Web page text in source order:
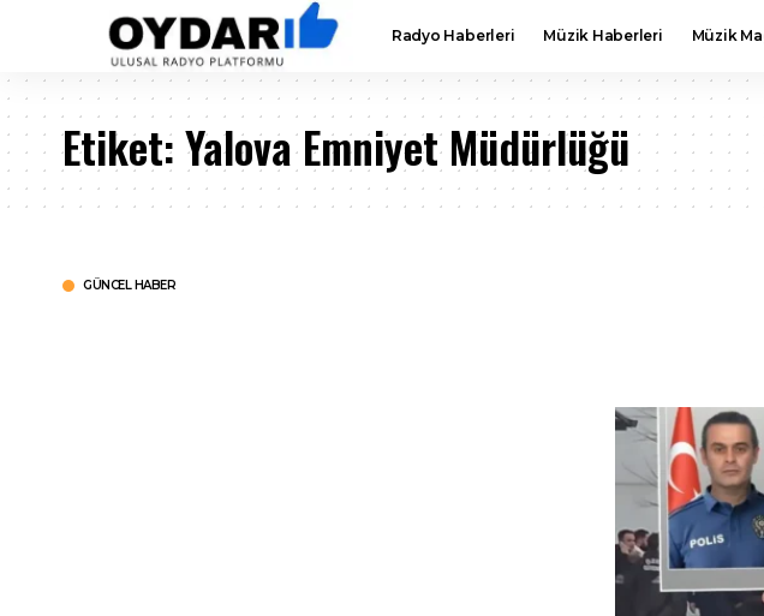
Radyo Haberleri Müzik Haberleri Müzik
Etiket:Yalova Emniyet Müdürlüğü
GÜNCEL HABER